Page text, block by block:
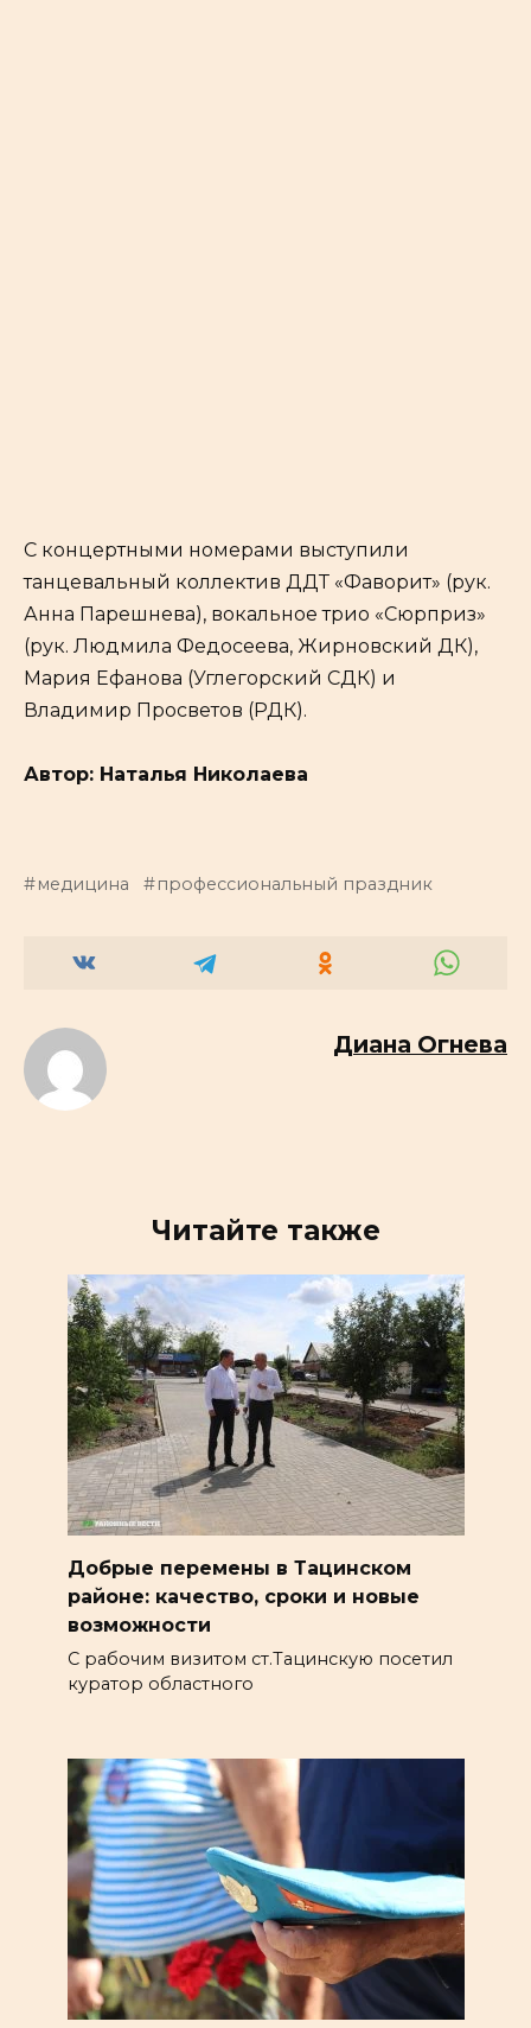
С концертными номерами выступили
танцевальный коллектив ДДТ «Фаворит» (рук.
Анна Парешнева), вокальное трио «Сюрприз»
(рук. Людмила Федосеева, Жирновский ДК),
Мария Ефанова (Углегорский СДК) и
Владимир Просветов (РДК).
Автор: Наталья Николаева
медицина профессиональный праздник
Диана Огнева
Читайте также
Добрые перемены в Тацинском
районе: качество, сроки и новые
возможности
С рабочим визитом ст.Тацинскую посетил
куратор областного